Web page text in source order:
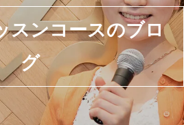
スンコースのブロ
グ